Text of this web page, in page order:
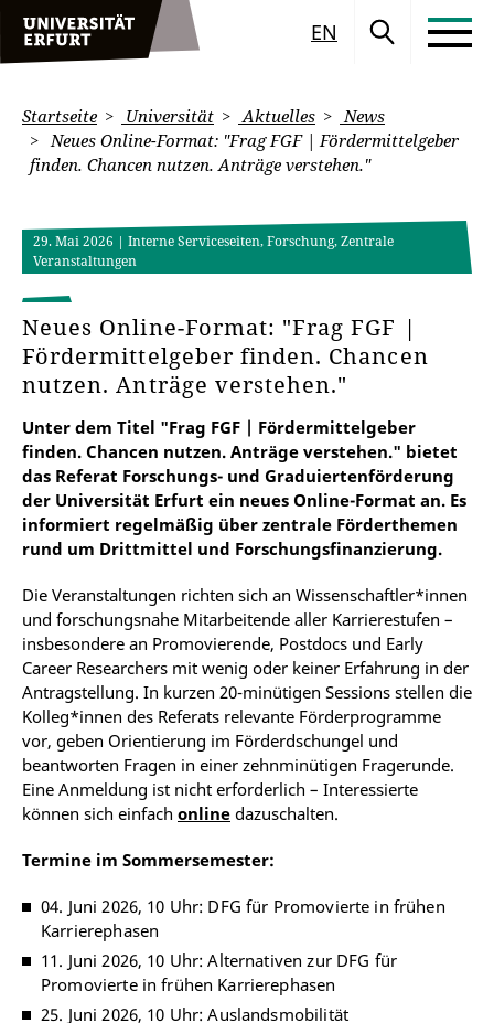
EN
Startseite Universität Aktuelles
News
Neues Online-Format: "Frag FGF | Fördermittelgeber
finden. Chancen nutzen. Anträge verstehen."
29. Mai 2026 | Interne Serviceseiten, Forschung, Zentrale
Veranstaltungen
Neues Online-Format: "Frag FGF |
Fördermittelgeber finden. Chancen
nutzen. Anträge verstehen."
Unter dem Titel "Frag FGF | Fördermittelgeber
finden. Chancen nutzen. Anträge verstehen." bietet
das Referat Forschungs- und Graduiertenförderung
der Universität Erfurt ein neues Online-Format an. Es
informiert regelmäßig über zentrale Förderthemen
rund um Drittmittel und Forschungsfinanzierung.
Die Veranstaltungen richten sich an Wissenschaftler*innen
und forschungsnahe Mitarbeitende aller Karrierestufen –
insbesondere an Promovierende, Postdocs und Early
Career Researchers mit wenig oder keiner Erfahrung in der
Antragstellung. In kurzen 20-minütigen Sessions stellen die
Kolleg*innen des Referats relevante Förderprogramme
vor, geben Orientierung im Förderdschungel und
beantworten Fragen in einer zehnminütigen Fragerunde.
Eine Anmeldung ist nicht erforderlich – Interessierte
können sich einfach online dazuschalten.
Termine im Sommersemester:
04. Juni 2026, 10 Uhr: DFG für Promovierte in frühen
Karrierephasen
11. Juni 2026, 10 Uhr: Alternativen zur DFG für
Promovierte in frühen Karrierephasen
25. Juni 2026, 10 Uhr: Auslandsmobilität